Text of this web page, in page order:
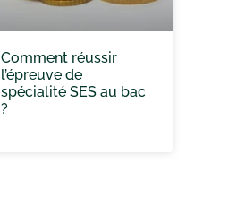
Comment réussir
l’épreuve de
spécialité SES au bac
?